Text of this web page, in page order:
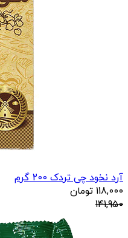
آرد نخود چی تردک 200 گرم
118,000 تومان
141,950